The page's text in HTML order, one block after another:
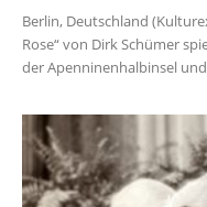
Berlin, Deutschland
Rose“ von Dirk Schümer
der Apenninenhalbinsel